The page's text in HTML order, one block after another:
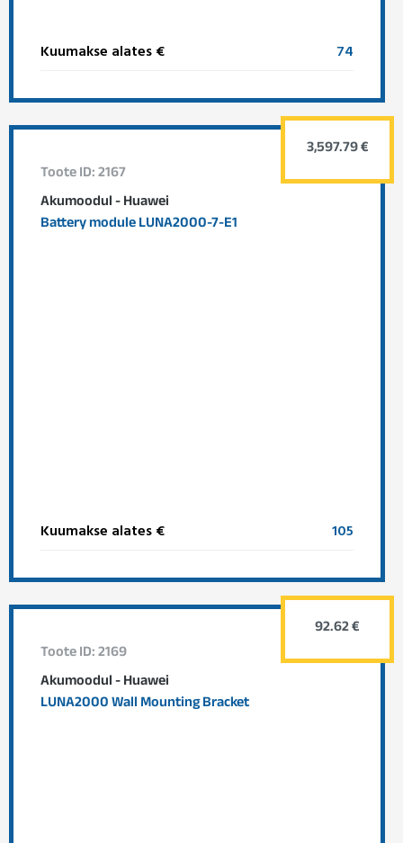
Kuumakse alates € 74
Toote ID: 2167
Akumoodul - Huawei
Battery module LUNA2000-7-E1
Kuumakse alates € 105
3,597.79 €
Toote ID: 2169
Akumoodul - Huawei
LUNA2000 Wall Mounting Bracket
92.62 €